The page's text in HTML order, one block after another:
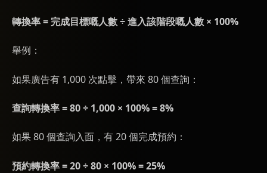
轉換率 = 完成目標嘅人數 ÷ 進入該階段嘅人數 × 100%
舉例：
如果廣告有 1,000 次點擊，帶來 80 個查詢：
查詢轉換率 = 80 ÷ 1,000 × 100% = 8%
如果 80 個查詢入面，有 20 個完成預約：
預約轉換率 = 20 ÷ 80 × 100% = 25%